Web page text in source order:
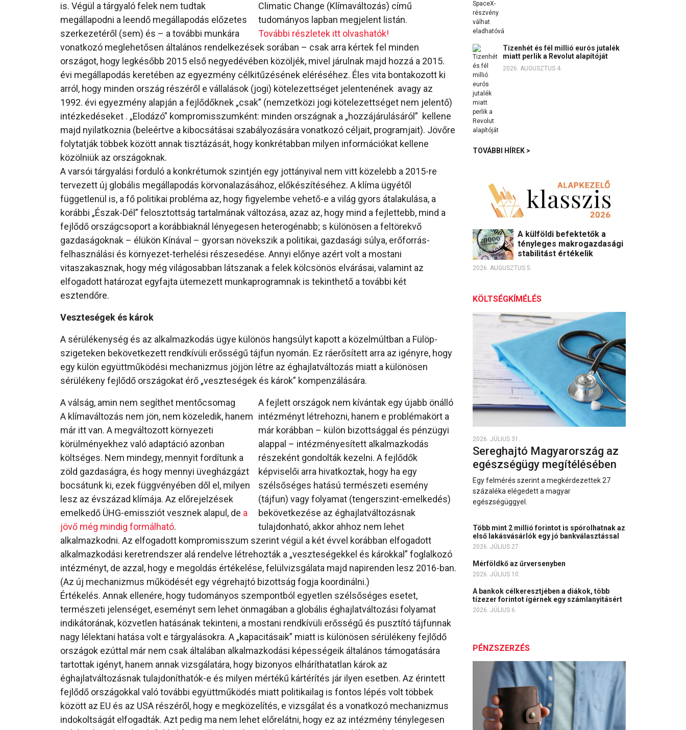
Climatic Change (Klímaváltozás) című
tudományos lapban megjelent listán.
További részletek itt olvashatók!
is. Végül a tárgyaló felek nem tudtak
megállapodni a leendő megállapodás előzetes
szerkezetéről (sem) és – a további munkára
vonatkozó meglehetősen általános rendelkezések sorában – csak arra kértek fel minden
országot, hogy legkésőbb 2015 első negyedévében közöljék, mivel járulnak majd hozzá a 2015.
évi megállapodás keretében az egyezmény célkitűzésének eléréséhez. Éles vita bontakozott ki
arról, hogy minden ország részéről e vállalások (jogi) kötelezettséget jelentenének avagy az
1992. évi egyezmény alapján a fejlődőknek „csak” (nemzetközi jogi kötelezettséget nem jelentő)
intézkedéseket . „Elodázó” kompromisszumként: minden országnak a „hozzájárulásáról” kellene
majd nyilatkoznia (beleértve a kibocsátásai szabályozására vonatkozó céljait, programjait). Jövőre
folytatják többek között annak tisztázását, hogy konkrétabban milyen információkat kellene
közölniük az országoknak.
A varsói tárgyalási forduló a konkrétumok szintjén egy jottányival nem vitt közelebb a 2015-re
tervezett új globális megállapodás körvonalazásához, előkészítéséhez. A klíma ügyétől
függetlenül is, a fő politikai probléma az, hogy figyelembe vehető-e a világ gyors átalakulása, a
korábbi „Észak-Dél” felosztottság tartalmának változása, azaz az, hogy mind a fejlettebb, mind a
fejlődő országcsoport a korábbiaknál lényegesen heterogénabb; s különösen a feltörekvő
gazdaságoknak – élükön Kínával – gyorsan növekszik a politikai, gazdasági súlya, erőforrás-
felhasználási és környezet-terhelési részesedése. Annyi előnye azért volt a mostani
vitaszakasznak, hogy még világosabban látszanak a felek kölcsönös elvárásai, valamint az
elfogadott határozat egyfajta ütemezett munkaprogramnak is tekinthető a további két
esztendőre.
Veszteségek és károk
A sérülékenység és az alkalmazkodás ügye különös hangsúlyt kapott a közelmúltban a Fülöp-
szigeteken bekövetkezett rendkívüli erősségű tájfun nyomán. Ez ráerősített arra az igényre, hogy
egy külön együttműködési mechanizmus jöjjön létre az éghajlatváltozás miatt a különösen
sérülékeny fejlődő országokat érő „veszteségek és károk” kompenzálására.
A válság, amin nem segíthet mentőcsomag
A klímaváltozás nem jön, nem közeledik, hanem
már itt van. A megváltozott környezeti
körülményekhez való adaptáció azonban
költséges. Nem mindegy, mennyit fordítunk a
zöld gazdaságra, és hogy mennyi üvegházgázt
bocsátunk ki, ezek függvényében dől el, milyen
lesz az évszázad klímája. Az előrejelzések
emelkedő ÜHG-emissziót vesznek alapul, de a
jövő még mindig formálható.
A fejlett országok nem kívántak egy újabb önálló
intézményt létrehozni, hanem e problémakört a
már korábban – külön bizottsággal és pénzügyi
alappal – intézményesített alkalmazkodás
részeként gondolták kezelni. A fejlődők
képviselői arra hivatkoztak, hogy ha egy
szélsőséges hatású természeti esemény
(tájfun) vagy folyamat (tengerszint-emelkedés)
bekövetkezése az éghajlatváltozásnak
tulajdonható, akkor ahhoz nem lehet
alkalmazkodni. Az elfogadott kompromisszum szerint végül a két évvel korábban elfogadott
alkalmazkodási keretrendszer alá rendelve létrehozták a „veszteségekkel és károkkal” foglalkozó
intézményt, de azzal, hogy e megoldás értékelése, felülvizsgálata majd napirenden lesz 2016-ban.
(Az új mechanizmus működését egy végrehajtó bizottság fogja koordinálni.)
Értékelés. Annak ellenére, hogy tudományos szempontból egyetlen szélsőséges esetet,
természeti jelenséget, eseményt sem lehet önmagában a globális éghajlatváltozási folyamat
indikátorának, közvetlen hatásának tekinteni, a mostani rendkívüli erősségű és pusztító tájfunnak
nagy lélektani hatása volt e tárgyalásokra. A „kapacitásaik” miatt is különösen sérülékeny fejlődő
országok ezúttal már nem csak általában alkalmazkodási képességeik általános támogatására
tartottak igényt, hanem annak vizsgálatára, hogy bizonyos elháríthatatlan károk az
éghajlatváltozásnak tulajdoníthatók-e és milyen mértékű kártérítés jár ilyen esetben. Az érintett
fejlődő országokkal való további együttműködés miatt politikailag is fontos lépés volt többek
között az EU és az USA részéről, hogy e megközelítés, e vizsgálat és a vonatkozó mechanizmus
indokoltságát elfogadták. Azt pedig ma nem lehet előrelátni, hogy ez az intézmény ténylegesen
Tizenhét és fél millió eurós jutalék
miatt perlik a Revolut alapítóját
2026. AUGUSZTUS 4.
TOVÁBBI HÍREK >
A külföldi befektetők a
tényleges makrogazdasági
stabilitást értékelik
2026. AUGUSZTUS 5.
KÖLTSÉGKÍMÉLÉS
2026. JÚLIUS 31.
Sereghajtó Magyarország az
egészségügy megítélésében
Egy felmérés szerint a megkérdezettek 27
százaléka elégedett a magyar
egészségüggyel.
Több mint 2 millió forintot is spórolhatnak az
első lakásvásárlók egy jó bankválasztással
2026. JÚLIUS 27.
Mérföldkő az űrversenyben
2026. JÚLIUS 10.
A bankok célkeresztjében a diákok, több
tízezer forintot ígérnek egy számlanyitásért
2026. JÚLIUS 6.
PÉNZSZERZÉS